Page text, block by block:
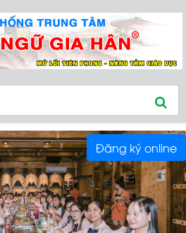
Đăng ký online